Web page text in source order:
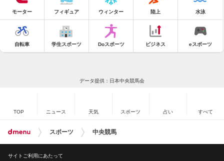
モーター フィギュア ウィンター 陸上 水泳
自転車 学生スポーツ Doスポーツ ビジネス eスポーツ
データ提供：日本中央競馬会
TOP ニュース 天気 スポーツ 占い すべて
スポーツ 中央競馬
サイトご利用にあたって